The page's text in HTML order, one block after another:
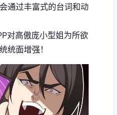
通过丰富式的台词和动
对高傲庞小型姐为所欲
统面增强！